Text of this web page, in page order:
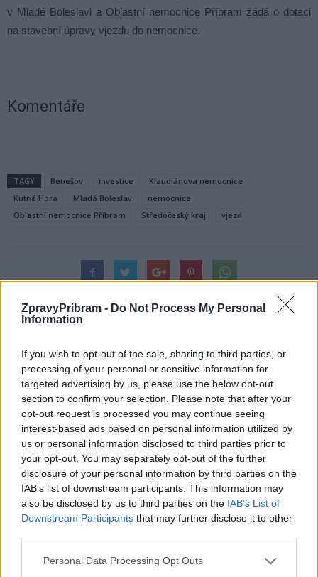
ZpravyPribram - Do Not Process My Personal
Information
If you wish to opt-out of the sale, sharing to third parties, or
processing of your personal or sensitive information for
targeted advertising by us, please use the below opt-out
section to confirm your selection. Please note that after your
opt-out request is processed you may continue seeing
interest-based ads based on personal information utilized by
us or personal information disclosed to third parties prior to
your opt-out. You may separately opt-out of the further
disclosure of your personal information by third parties on the
IAB’s list of downstream participants. This information may
also be disclosed by us to third parties on the IAB’s List of
Downstream Participants that may further disclose it to other
Personal Data Processing Opt Outs
v Mladé Boleslavi a Oblastní nemocnice Příbram žádá o dotaci
na stavební úpravy vjezdu do nemocnice.
Komentáře
TAGY Benešov investice
Klaudiánova nemocnice
Kutná Hora
Mladá Boleslav
nemocnice
Oblastní nemocnice Příbram
Středočeský kraj vjezd
Předchozí článek
Blíží se zahajovací koncert
Festivalu Jakuba Jana Ryby
v Rožmitále
Následující článek
Příbramské divadlo v premiéře
představí svou verzi Figarovy
SOUVISEJÍCÍ ČLÁNKY
VÍCE OD AUTORA
Většina koupališť na Příbramsku nabízí